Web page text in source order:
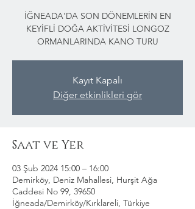
İĞNEADA'DA SON DÖNEMLERİN EN
KEYİFLİ DOĞA AKTİVİTESİ LONGOZ
ORMANLARINDA KANO TURU
Kayıt Kapalı
Diğer etkinlikleri gör
Saat ve Yer
03 Şub 2024 15:00 – 16:00
Demirköy, Deniz Mahallesi, Hurşit Ağa
Caddesi No 99, 39650
İğneada/Demirköy/Kırklareli, Türkiye